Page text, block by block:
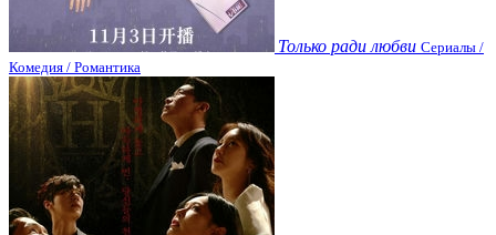
Только ради любви Сериалы /
Комедия / Романтика